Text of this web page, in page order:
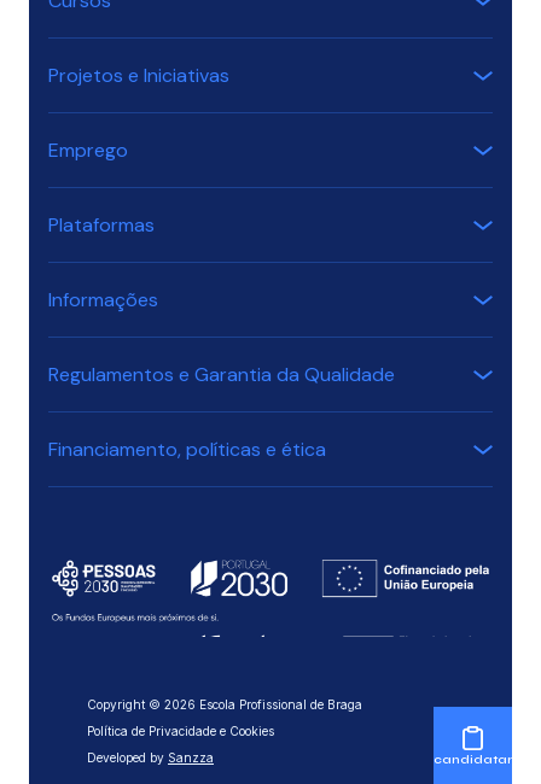
Projetos e Iniciativas
Emprego
Plataformas
Informações
Regulamentos e Garantia da Qualidade
Financiamento, políticas e ética
Copyright © 2026 Escola Profissional de Braga
Política de Privacidade e Cookies
Developed by Sanzza candidatar